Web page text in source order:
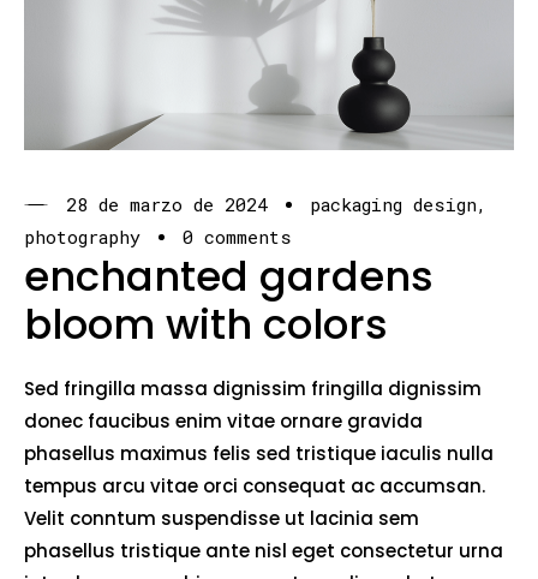
28 de marzo de 2024
packaging design
photography
0 comments
enchanted gardens
bloom with colors
Sed fringilla massa dignissim fringilla dignissim
donec faucibus enim vitae ornare gravida
phasellus maximus felis sed tristique iaculis nulla
tempus arcu vitae orci consequat ac accumsan.
Velit conntum suspendisse ut lacinia sem
phasellus tristique ante nisl eget consectetur urna